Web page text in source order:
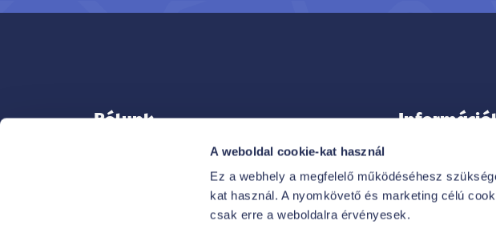
A weboldal cookie-kat használ
Ez a webhely a megfelelő működéséhesz
kat használ. A nyomkövető és marketing célú
csak erre a weboldalra érvényesek.
Rólunk
IMPRESSZUM